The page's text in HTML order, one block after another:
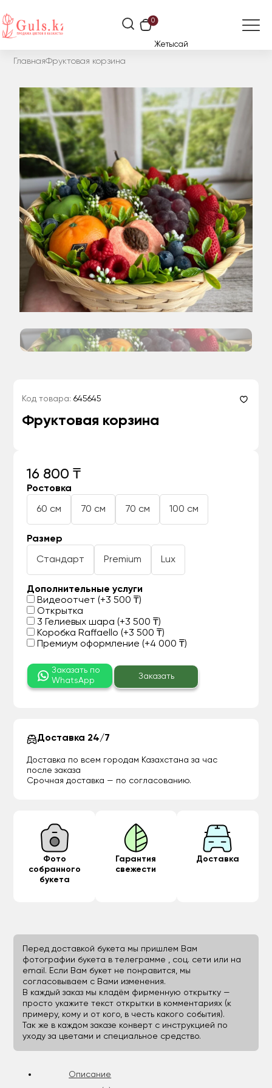
0
Жетысай
ГлавнаяФруктовая корзина
Код товара: 645645
Фруктовая корзина
16 800 ₸
Ростовка
60 см 70 см 70 см 100 см
Размер
Стандарт Premium Lux
Дополнительные услуги
Видеоотчет (+3 500 ₸)
Открытка
3 Гелиевых шара (+3 500 ₸)
Коробка Raffaello (+3 500 ₸)
Премиум оформление (+4 000 ₸)
Заказать по
WhatsApp
Заказать
Доставка 24/7
Доставка по всем городам Казахстана за час
после заказа
Срочная доставка — по согласованию.
Фото
собранного
букета
Гарантия
свежести
Доставка
Перед доставкой букета мы пришлем Вам
фотографии букета в телеграмме , соц. сети или на
email. Если Вам букет не понравится, мы
согласовываем с Вами изменения.
В каждый заказ мы кладём фирменную открытку —
просто укажите текст открытки в комментариях (к
примеру, кому и от кого, в честь какого события).
Так же в каждом заказе конверт с инструкцией по
уходу за цветами и специальное средство.
Описание